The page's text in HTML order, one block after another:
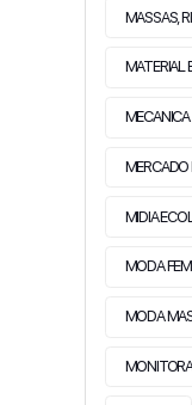
MASSAS,
MATERIAL
MERCADO
MIDIA
MODA
MODA